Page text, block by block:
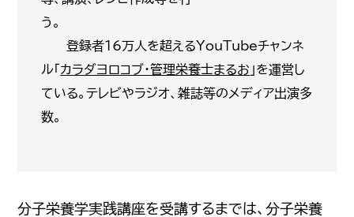
う。
登録者16万人を超えるYouTubeチャンネ
ル「 カラダヨロコブ・管理栄養士まるお 」を運営し
ている。テレビやラジオ、雑誌等のメディア出演多
数。
分子栄養学実践講座を受講するまでは、分子栄養